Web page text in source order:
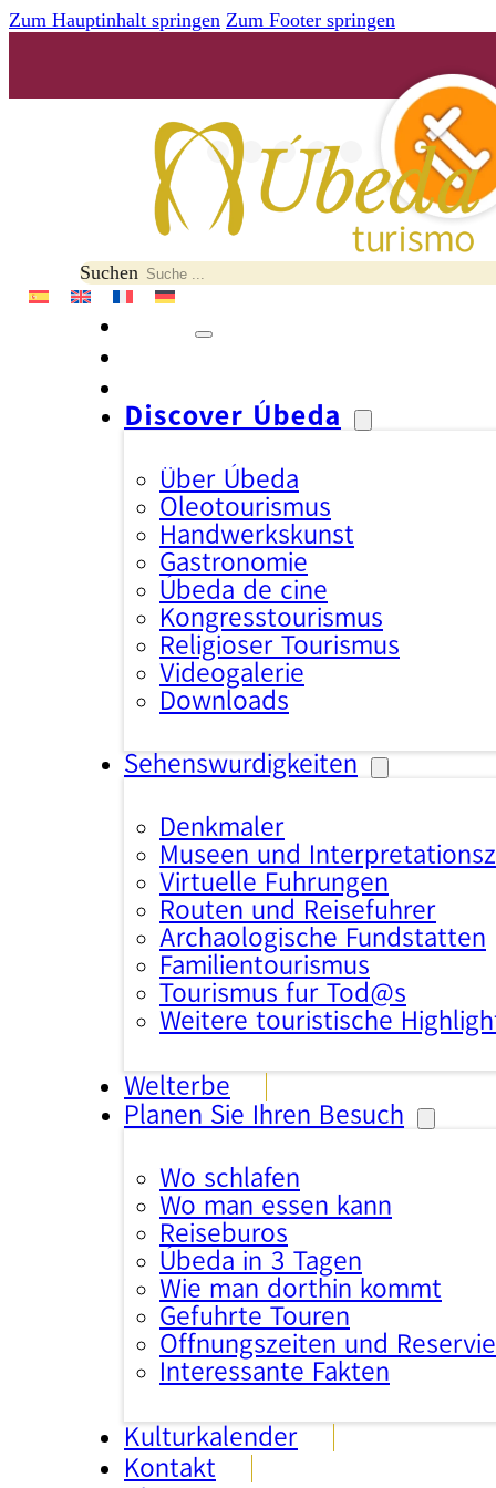
Zum Hauptinhalt springen Zum Footer springen
Suchen
Discover Úbeda
Über Úbeda
Oleotourismus
Handwerkskunst
Gastronomie
Úbeda de cine
Kongresstourismus
Religiöser Tourismus
Videogalerie
Downloads
Sehenswürdigkeiten
Denkmäler
Museen und
Virtuelle Führungen
Routen und Reiseführer
Archäologische Fundstätten
Familientourismus
Tourismus für Tod@s
Weitere touristische
Welterbe
Planen Sie Ihren Besuch
Wo schlafen
Wo man essen kann
Reisebüros
Úbeda in 3 Tagen
Wie man dorthin kommt
Geführte Touren
Öffnungszeiten und
Interessante Fakten
Kulturkalender
Kontakt